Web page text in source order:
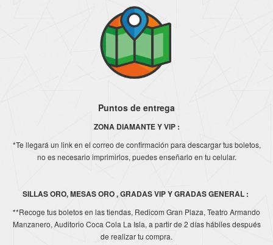
Puntos de entrega
ZONA DIAMANTE Y VIP :
*Te llegará un link en el correo de confirmación para descargar tus boletos,
no es necesario imprimirlos, puedes enseñarlo en tu celular.
SILLAS ORO, MESAS ORO , GRADAS VIP Y GRADAS GENERAL :
**Recoge tus boletos en las tiendas, Redicom Gran Plaza, Teatro Armando
Manzanero, Auditorio Coca Cola La Isla, a partir de 2 días hábiles después
de realizar tu compra.